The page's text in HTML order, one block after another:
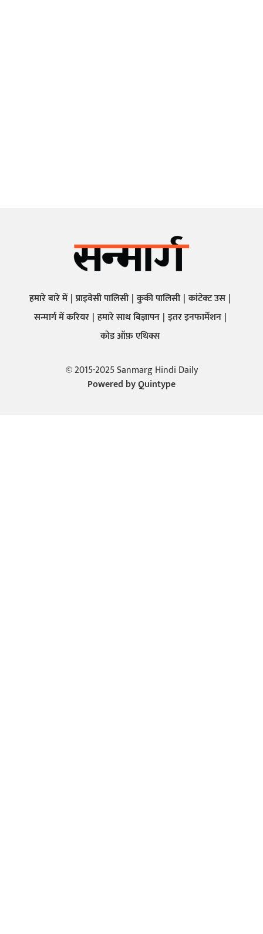
हमारे बारे में प्राइवेसी पालिसी कुकी पालिसी कांटेक्ट उस
सन्मार्ग में करियर हमारे साथ बिज्ञापन इतर इनफार्मेशन
कोड ऑफ़ एथिक्स
© 2015-2025 Sanmarg Hindi Daily
Powered byQuintype